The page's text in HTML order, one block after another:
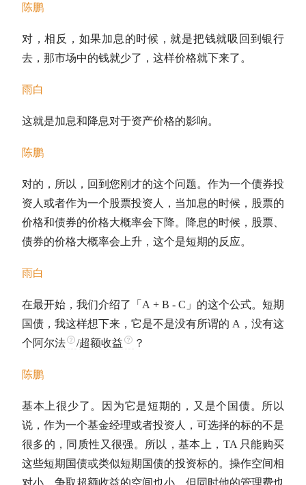
陈鹏
对，相反，如果加息的时候，就是把钱就吸回到银行
去，那市场中的钱就少了，这样价格就下来了。
雨白
这就是加息和降息对于资产价格的影响。
陈鹏
对的，所以，回到您刚才的这个问题。作为一个债券投
资人或者作为一个股票投资人，当加息的时候，股票的
价格和债券的价格大概率会下降。降息的时候，股票、
债券的价格大概率会上升，这个是短期的反应。
雨白
在最开始，我们介绍了「A + B - C」的这个公式。 短期
国债 ，我这样想下来，它是不是没有所谓的 A，没有这
个阿尔法 /超额收益 ？
陈鹏
基本上很少了。因为它是短期的，又是个 国债。所以
说，作为一个基金经理或者投资人，可选择的标的不是
很多的，同质性又很强。所以，基本上，TA 只能购买
这些短期国债或类似短期国债的投资标的。操作空间相
对小，争取超额收益的空间也小。但同时他的管理费也